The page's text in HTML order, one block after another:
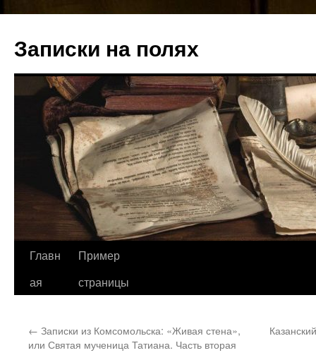
Записки на полях
Перейти
Главн
ая
Пример
страницы
← Записки из Комсомольска: «Живая стена»,
или Святая мученица Татиана. Часть вторая